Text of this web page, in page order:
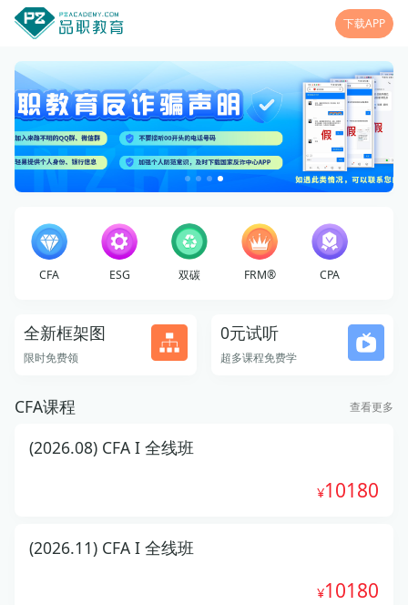
下载APP
CFA ESG 双碳 FRM® CPA
全新框架图
限时免费领
0元试听
超多课程免费学
CFA课程 查看更多
(2026.08) CFA I 全线班
10180
(2026.11) CFA I 全线班
10180